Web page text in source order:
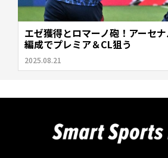
エゼ獲得とロマーノ砲！アーセ
編成でプレミア＆CL狙う
2025.08.21